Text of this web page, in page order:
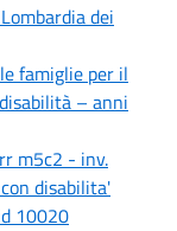
dei
famiglie per il
– anni
m5c2 - inv.
disabilita'
10020